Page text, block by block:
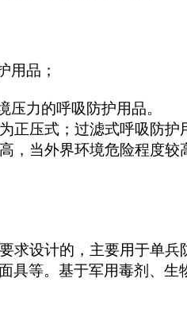
用品；
力的呼吸防护用品。
压式；过滤式呼吸防护
当外界环境危险程度较
设计的，主要用于单
等。基于军用毒剂、